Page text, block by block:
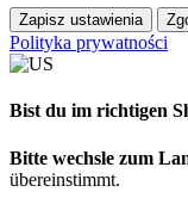
Zapisz ustawienia
Polityka prywatności
Bist du im richtigen
Bitte wechsle zum
übereinstimmt.